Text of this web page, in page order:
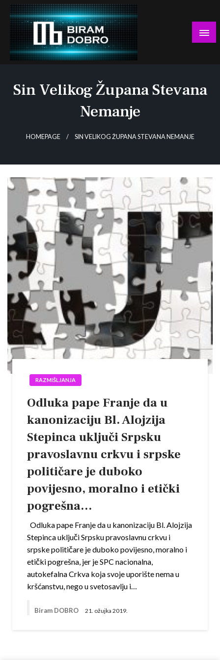
Skip
content
Sin Velikog Župana Stevana
Nemanje
HOMEPAGE SIN VELIKOG ŽUPANA STEVANA NEMANJE
RAZMIŠLJANJA
Odluka pape Franje da u
kanonizaciju Bl. Alojzija
Stepinca uključi Srpsku
pravoslavnu crkvu i srpske
političare je duboko
povijesno, moralno i etički
pogrešna…
Odluka pape Franje da u kanonizaciju Bl. Alojzija
Stepinca uključi Srpsku pravoslavnu crkvu i
srpske političare je duboko povijesno, moralno i
etički pogrešna, jer je SPC nacionalna,
autokefalna Crkva koja svoje uporište nema u
kršćanstvu, nego u svetosavlju i…
Biram DOBRO 21. ožujka 2019.